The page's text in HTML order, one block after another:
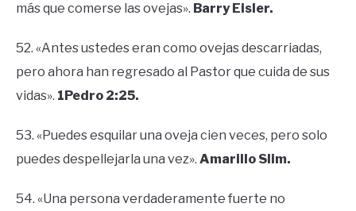
más que comerse las ovejas». Barry Eisler.
52. «Antes ustedes eran como ovejas descarriadas,
pero ahora han regresado al Pastor que cuida de sus
vidas». 1Pedro 2:25.
53. «Puedes esquilar una oveja cien veces, pero solo
puedes despellejarla una vez». Amarillo Slim.
54. «Una persona verdaderamente fuerte no